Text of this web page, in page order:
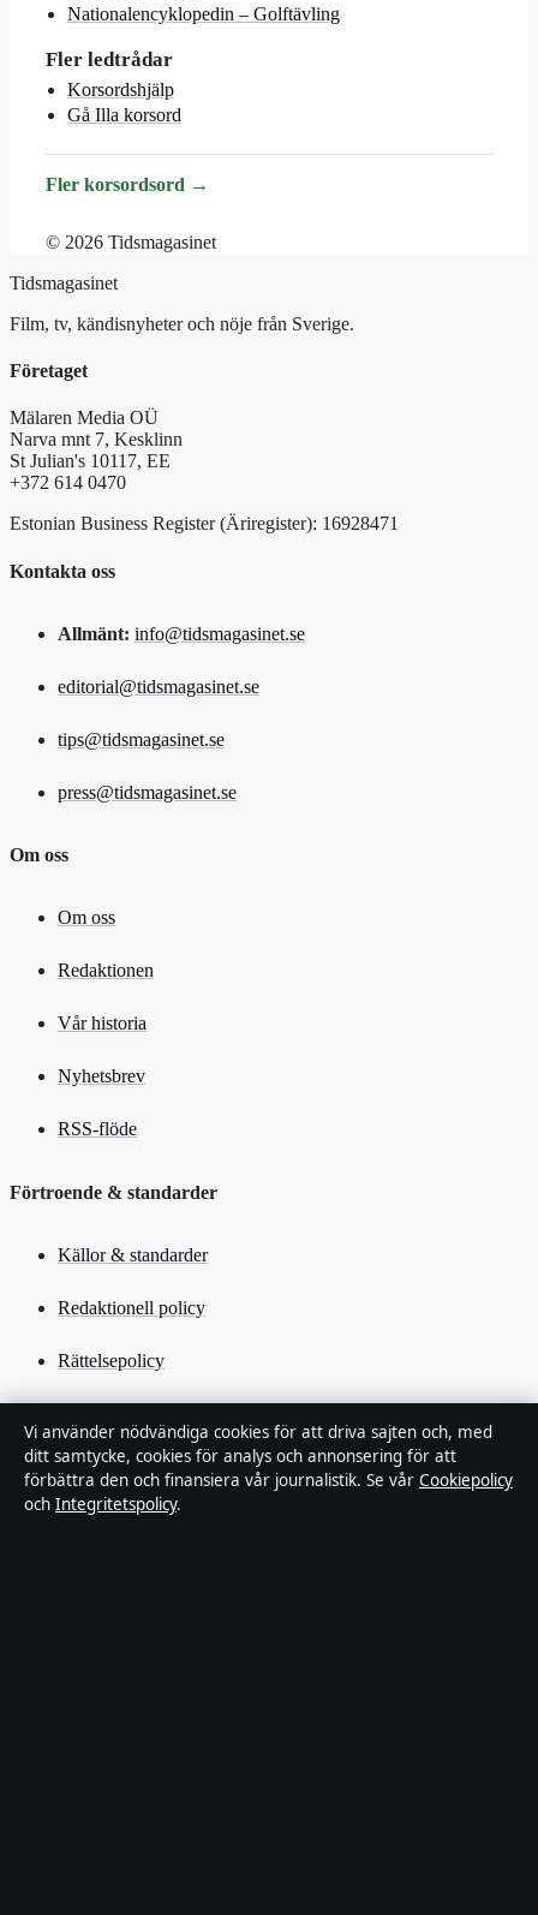
Nationalencyklopedin – Golftävling
Fler ledtrådar
Korsordshjälp
Gå Illa korsord
Fler korsordsord →
© 2026 Tidsmagasinet
Tidsmagasinet
Film, tv, kändisnyheter och nöje från Sverige.
Företaget
Mälaren Media OÜ
Narva mnt 7, Kesklinn
St Julian's 10117, EE
+372 614 0470
Estonian Business Register (Äriregister): 16928471
Kontakta oss
Allmänt: info@tidsmagasinet.se
editorial@tidsmagasinet.se
tips@tidsmagasinet.se
press@tidsmagasinet.se
Om oss
Om oss
Redaktionen
Vår historia
Nyhetsbrev
RSS-flöde
Förtroende & standarder
Källor & standarder
Redaktionell policy
Rättelsepolicy
Kändisar & integritet
Integritetspolicy
Vi använder nödvändiga cookies för att driva sajten och, med
ditt samtycke, cookies för analys och annonsering för att
förbättra den och finansiera vår journalistik. Se vår Cookiepolicy
och Integritetspolicy.